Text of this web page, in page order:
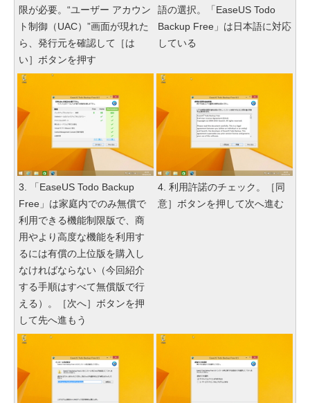
限が必要。“ユーザー アカウン
ト制御（UAC）”画面が現れた
ら、発行元を確認して［は
い］ボタンを押す
語の選択。「EaseUS Todo
Backup Free」は日本語に対応
している
3. 「EaseUS Todo Backup
Free」は家庭内でのみ無償で
利用できる機能制限版で、商
用やより高度な機能を利用す
るには有償の上位版を購入し
なければならない（今回紹介
する手順はすべて無償版で行
える）。［次へ］ボタンを押
して先へ進もう
4. 利用許諾のチェック。［同
意］ボタンを押して次へ進む